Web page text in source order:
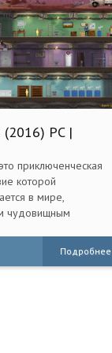
PC |
приключенческая
которой
в мире,
чудовищным
которого
ударами.
Подробнее